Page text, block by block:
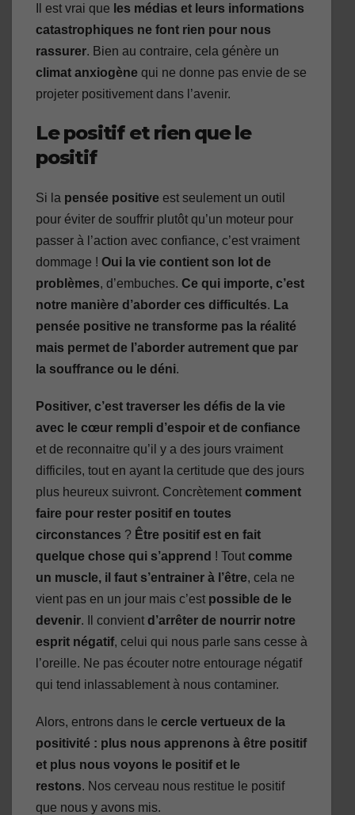
Il est vrai que les médias et leurs informations
catastrophiques ne font rien pour nous
rassurer. Bien au contraire, cela génère un
climat anxiogène qui ne donne pas envie de se
projeter positivement dans l’avenir.
Le positif et rien que le
positif
Si la pensée positive est seulement un outil
pour éviter de souffrir plutôt qu’un moteur pour
passer à l’action avec confiance, c’est vraiment
dommage ! Oui la vie contient son lot de
problèmes, d’embuches. Ce qui importe, c’est
notre manière d’aborder ces difficultés. La
pensée positive ne transforme pas la réalité
mais permet de l’aborder autrement que par
la souffrance ou le déni.
Positiver, c’est traverser les défis de la vie
avec le cœur rempli d’espoir et de confiance
et de reconnaitre qu’il y a des jours vraiment
difficiles, tout en ayant la certitude que des jours
plus heureux suivront. Concrètement comment
faire pour rester positif en toutes
circonstances ? Être positif est en fait
quelque chose qui s’apprend ! Tout comme
un muscle, il faut s’entrainer à l’être, cela ne
vient pas en un jour mais c’est possible de le
devenir. Il convient d’arrêter de nourrir notre
esprit négatif, celui qui nous parle sans cesse à
l’oreille. Ne pas écouter notre entourage négatif
qui tend inlassablement à nous contaminer.
Alors, entrons dans le cercle vertueux de la
positivité : plus nous apprenons à être positif
et plus nous voyons le positif et le
restons. Nos cerveau nous restitue le positif
que nous y avons mis.